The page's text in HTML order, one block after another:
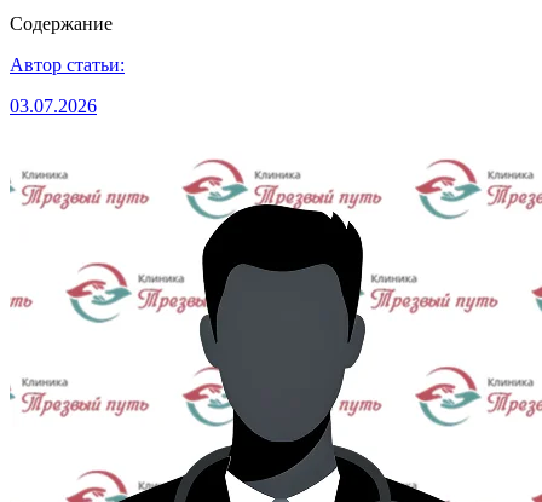
Содержание
Автор статьи:
03.07.2026